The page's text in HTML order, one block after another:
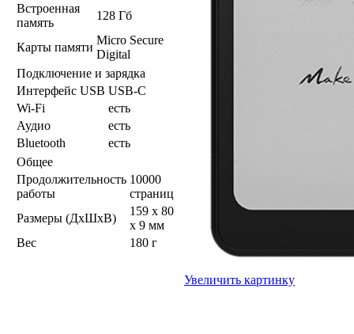
Встроенная
память
128 Гб
Карты памяти
Micro Secure
Digital
Подключение и зарядка
Интерфейс USB USB-C
Wi-Fi
есть
Аудио
есть
Bluetooth
есть
Общее
Продолжительность
работы
10000
страниц
Размеры (ДхШхВ)
159 x 80
x 9 мм
Вес
180 г
Увеличить картинку